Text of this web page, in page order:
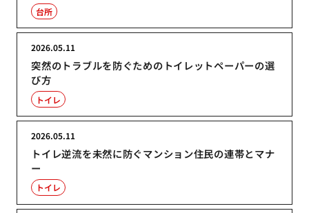
台所
突然のトラブルを防ぐためのトイレットペーパーの選
び方
2026.05.11
トイレ
トイレ逆流を未然に防ぐマンション住民の連帯とマナ
ー
2026.05.11
トイレ